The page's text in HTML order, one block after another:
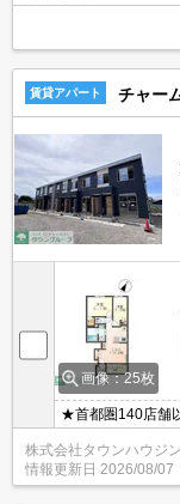
賃貸アパート チャー
画像：25枚
★首都圏140店舗
沢店へ★
株式会社タウンハウジ
情報更新日 2026/08/07